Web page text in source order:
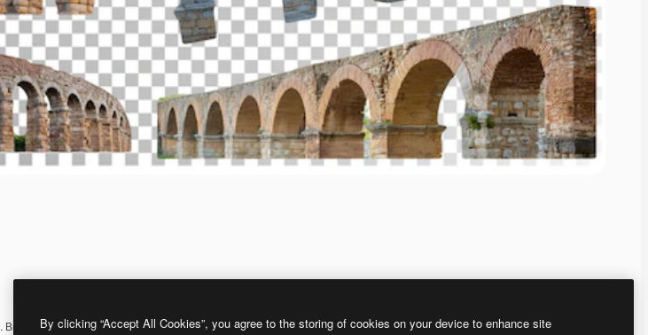
. Вы можете создать свой собственный с помощью нашего генератора изображений на основе ИИ.
By clicking “Accept All Cookies”, you agree to the storing of cookies on your device to enhance site